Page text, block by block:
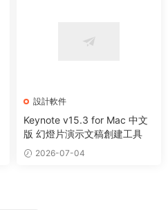
設計軟件
Keynote v15.3 for Mac 中文
版 幻燈片演示文稿創建工具
2026-07-04